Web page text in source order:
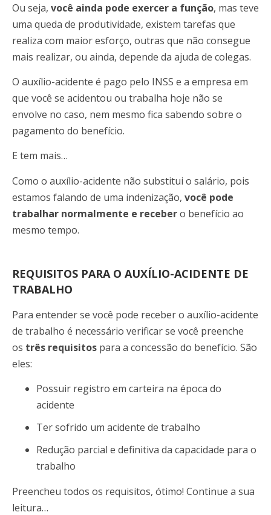
Ou seja, você ainda pode exercer a função, mas teve
uma queda de produtividade, existem tarefas que
realiza com maior esforço, outras que não consegue
mais realizar, ou ainda, depende da ajuda de colegas.
O auxílio-acidente é pago pelo INSS e a empresa em
que você se acidentou ou trabalha hoje não se
envolve no caso, nem mesmo fica sabendo sobre o
pagamento do benefício.
E tem mais…
Como o auxílio-acidente não substitui o salário, pois
estamos falando de uma indenização, você pode
trabalhar normalmente e recebero benefício ao
mesmo tempo.
REQUISITOS PARA O AUXÍLIO-ACIDENTE DE
TRABALHO
Para entender se você pode receber o auxílio-acidente
de trabalho é necessário verificar se você preenche
os três requisitos para a concessão do benefício. São
eles:
Possuir registro em carteira na época do
acidente
Ter sofrido um acidente de trabalho
Redução parcial e definitiva da capacidade para o
trabalho
Preencheu todos os requisitos, ótimo! Continue a sua
leitura…